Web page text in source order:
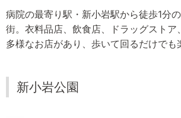
病院の最寄り駅・新小岩駅から徒歩1分
街。衣料品店、飲食店、ドラッグストア
多様なお店があり、歩いて回るだけでも
新小岩公園